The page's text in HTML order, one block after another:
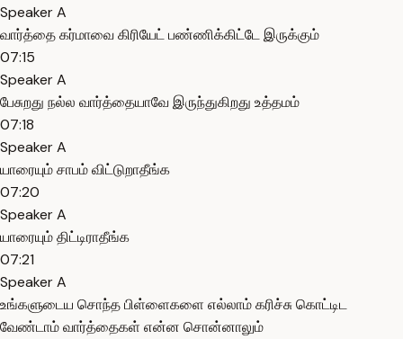
Speaker A
வார்த்தை கர்மாவை கிரியேட் பண்ணிக்கிட்டே இருக்கும்
07:15
Speaker A
பேசுறது நல்ல வார்த்தையாவே இருந்துகிறது உத்தமம்
07:18
Speaker A
யாரையும் சாபம் விட்டுறாதீங்க
07:20
Speaker A
யாரையும் திட்டிராதீங்க
07:21
Speaker A
உங்களுடைய சொந்த பிள்ளைகளை எல்லாம் கரிச்சு கொட்டிட
வேண்டாம் வார்த்தைகள் என்ன சொன்னாலும்